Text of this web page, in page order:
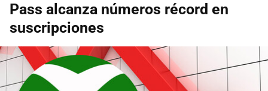
Pass alcanza números récord en
suscripciones